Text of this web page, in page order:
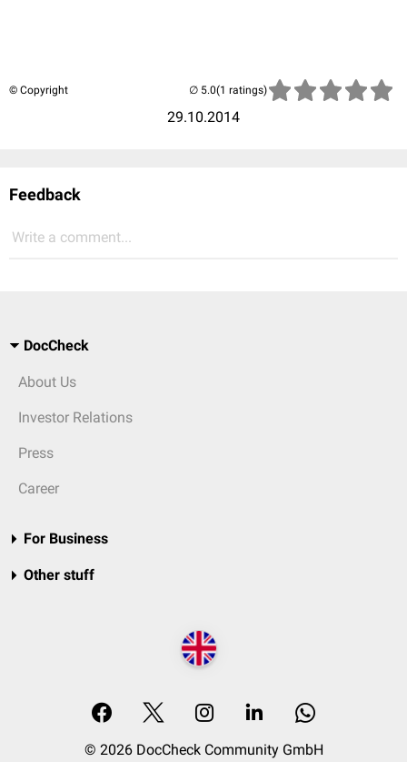
© Copyright
29.10.2014
(1 ratings)
Feedback
Write a comment...
DocCheck
About Us
Investor Relations
Press
Career
For Business
Other stuff
© 2026 DocCheck Community GmbH